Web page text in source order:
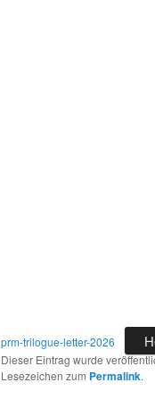
prm-trilogue-letter-2026
Dieser Eintrag wurde
Lesezeichen zum Permalink.